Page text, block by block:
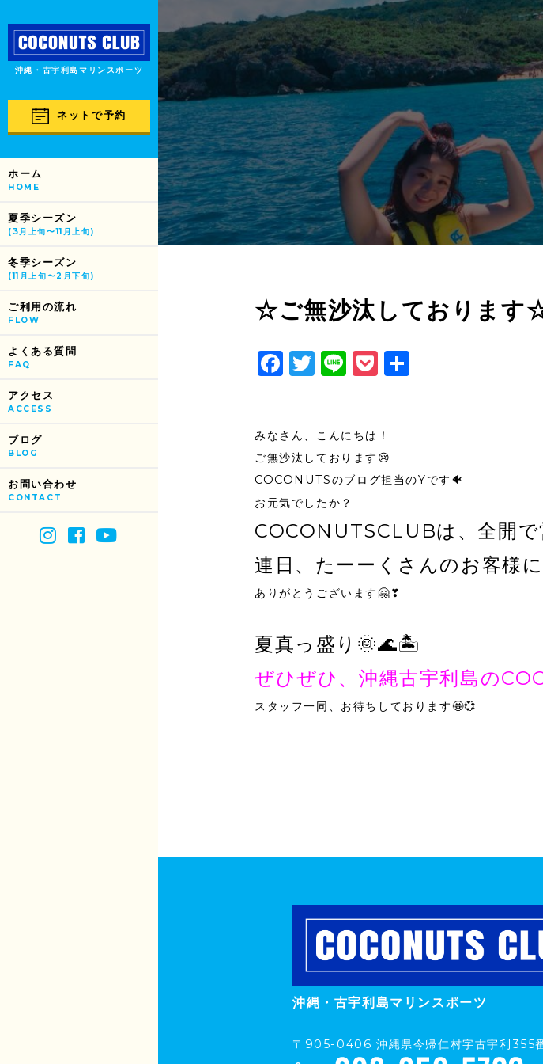
沖縄・古宇利島マリンスポーツ
ネットで予約
ホーム
HOME
夏季シーズン
(3月上旬〜11月上旬)
冬季シーズン
(11月上旬〜2月下旬)
ご利用の流れ
FLOW
よくある質問
FAQ
アクセス
ACCESS
ブログ
BLOG
お問い合わせ
CONTACT
☆ご無沙汰しております
Facebook
Twitter
LinePocket
みなさん、こんにちは！
ご無沙汰しております😢
COCONUTSのブログ担当のYです🐠
お元気でしたか？
COCONUTSCLUBは、全開
連日、たーーくさんのお客様
ありがとうございます🤗❣
夏真っ盛り🌞🌊🏝
ぜひぜひ、沖縄古宇利島の
スタッフ一同、お待ちしております🤩💞
沖縄・古宇利島マリンスポーツ
〒905-0406 沖縄県今帰仁村字古宇利355